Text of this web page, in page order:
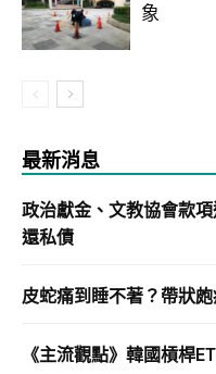
象
最新消息
政治獻金、文教協會款
還私債
皮蛇痛到睡不著？帶狀
《主流觀點》韓國槓桿